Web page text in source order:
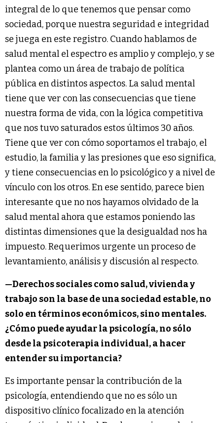
integral de lo que tenemos que pensar como
sociedad, porque nuestra seguridad e integridad
se juega en este registro. Cuando hablamos de
salud mental el espectro es amplio y complejo, y se
plantea como un área de trabajo de política
pública en distintos aspectos. La salud mental
tiene que ver con las consecuencias que tiene
nuestra forma de vida, con la lógica competitiva
que nos tuvo saturados estos últimos 30 años.
Tiene que ver con cómo soportamos el trabajo, el
estudio, la familia y las presiones que eso significa,
y tiene consecuencias en lo psicológico y a nivel de
vínculo con los otros. En ese sentido, parece bien
interesante que no nos hayamos olvidado de la
salud mental ahora que estamos poniendo las
distintas dimensiones que la desigualdad nos ha
impuesto. Requerimos urgente un proceso de
levantamiento, análisis y discusión al respecto.
—Derechos sociales como salud, vivienda y
trabajo son la base de una sociedad estable, no
solo en términos económicos, sino mentales.
¿Cómo puede ayudar la psicología, no sólo
desde la psicoterapia individual, a hacer
entender su importancia?
Es importante pensar la contribución de la
psicología, entendiendo que no es sólo un
dispositivo clínico focalizado en la atención